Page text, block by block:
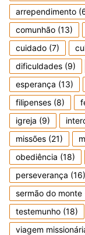
arrependimento
comunhão (13)
cuidado (7)
dificuldades (9)
esperança (13)
filipenses (8)
igreja (9)
missões (21)
obediência (18)
perseverança (16)
sermão do monte
testemunho (18)
viagem